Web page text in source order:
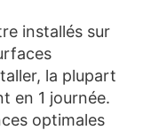
installés sur
la plupart
en 1 journée.
optimales